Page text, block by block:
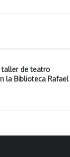
taller de teatro
la Biblioteca Rafael